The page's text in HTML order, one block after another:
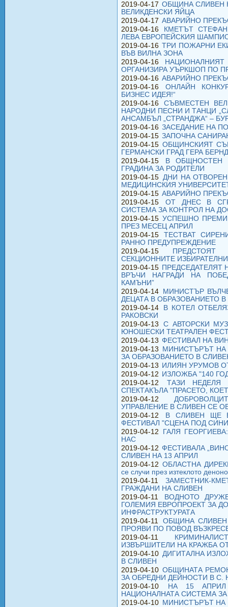
2019-04-17 ОБЩИНА СЛИВЕН
ВЕЛИКДЕНСКИ ЯЙЦА
2019-04-17 АВАРИЙНО
2019-04-16
КМЕТЪТ
ЛЕВА ЕВРОПЕЙСКИЯ
2019-04-16 ТРИ ПОЖАРНИ
ВЪВ ВИЛНА ЗОНА
2019-04-16
ОРГАНИЗИРА УЪРКШОП ПО
2019-04-16 АВАРИЙНО
2019-04-16
ОНЛАЙН
БИЗНЕС ИДЕЯ!“
2019-04-16
СЪВМЕСТЕН
НАРОДНИ ПЕСНИ И ТАНЦИ
АНСАМБЪЛ „СТРАНДЖА“ –
2019-04-16 ЗАСЕДАНИЕ НА
2019-04-15 ЗАПОЧНА
2019-04-15 ОБЩИНСКИЯТ
ГЕРМАНСКИ ГРАД ГЕРА
2019-04-15
В ОБЩНОСТЕН
ГРАДИНА ЗА РОДИТЕЛИ
2019-04-15 ДНИ НА
МЕДИЦИНСКИЯ
2019-04-15 АВАРИЙНО
2019-04-15
ОТ ДНЕС В
СИСТЕМА ЗА КОНТРОЛ НА
2019-04-15 УСПЕШНО
ПРЕЗ МЕСЕЦ АПРИЛ
2019-04-15
ТЕСТВАТ
РАННО ПРЕДУПРЕЖДЕНИЕ
2019-04-15
СЕКЦИОННИТЕ
2019-04-15
ВРЪЧИ НАГРАДИ НА
КАМЪНИ”
2019-04-14
МИНИСТЪР
ДЕЦАТА В ОБРАЗОВАНИЕТО
2019-04-14
В КОТЕЛ
РАКОВСКИ
2019-04-13
С АВТОРСКИ
ЮНОШЕСКИ ТЕАТРАЛЕН
2019-04-13 ФЕСТИВАЛ НА
2019-04-13
МИНИСТЪРЪТ НА
ЗА ОБРАЗОВАНИЕТО В
2019-04-13 ИЛИЯН УРУМОВ
2019-04-12 ИЗЛОЖБА "140
2019-04-12
ТАЗИ НЕДЕЛЯ
СПЕКТАКЪЛА "ПРАСЕТО,
2019-04-12
УПРАВЛЕНИЕ В СЛИВЕН СЕ
2019-04-12
В СЛИВЕН ЩЕ
ФЕСТИВАЛ "СЦЕНА ПОД
2019-04-12
ГАЛЯ
НАС
2019-04-12 ФЕСТИВАЛА
СЛИВЕН НА 13 АПРИЛ
2019-04-12 ОБЛАСТНА
се случи през изтеклото
2019-04-11
ЗАМЕСТНИК-
ГРАЖДАНИ НА СЛИВЕН
2019-04-11
ВОДНОТО
ГОЛЕМИЯ ЕВРОПРОЕКТ ЗА
ИНФРАСТРУКТУРАТА
2019-04-11 ОБЩИНА
ПРОЯВИ ПО ПОВОД
2019-04-11
ИЗВЪРШИТЕЛИ НА КРАЖБА
2019-04-10 ДИГИТАЛНА
В СЛИВЕН
2019-04-10 ОБЩИНАТА
ЗА ОБРЕДНИ ДЕЙНОСТИ В С.
2019-04-10
НА 15
НАЦИОНАЛНАТА СИСТЕМА
2019-04-10 МИНИСТЪРЪТ НА